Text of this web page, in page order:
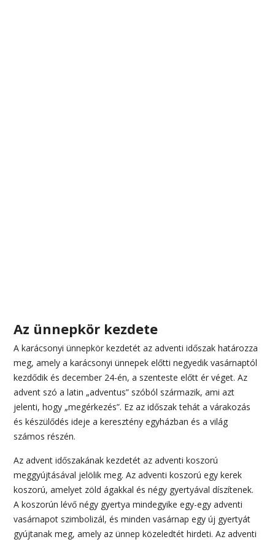
Az ünnepkör kezdete
A karácsonyi ünnepkör kezdetét az adventi időszak határozza
meg, amely a karácsonyi ünnepek előtti negyedik vasárnaptól
kezdődik és december 24-én, a szenteste előtt ér véget. Az
advent szó a latin „adventus” szóból származik, ami azt
jelenti, hogy „megérkezés”. Ez az időszak tehát a várakozás
és készülődés ideje a keresztény egyházban és a világ
számos részén.
Az advent időszakának kezdetét az adventi koszorú
meggyújtásával jelölik meg. Az adventi koszorú egy kerek
koszorú, amelyet zöld ágakkal és négy gyertyával díszítenek.
A koszorún lévő négy gyertya mindegyike egy-egy adventi
vasárnapot szimbolizál, és minden vasárnap egy új gyertyát
gyújtanak meg, amely az ünnep közeledtét hirdeti. Az adventi